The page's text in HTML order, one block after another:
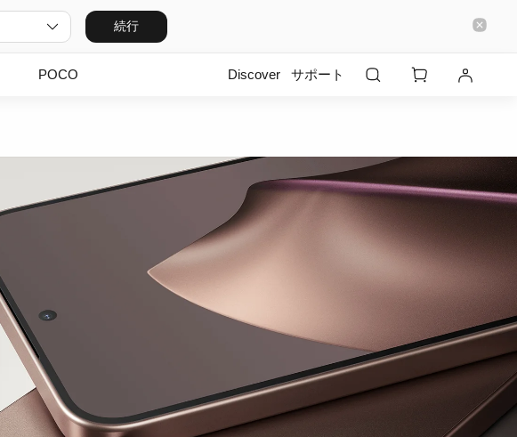
続行
POCO Discover サポート